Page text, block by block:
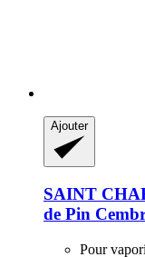
Ajouter
SAINT
de Pin
Pour